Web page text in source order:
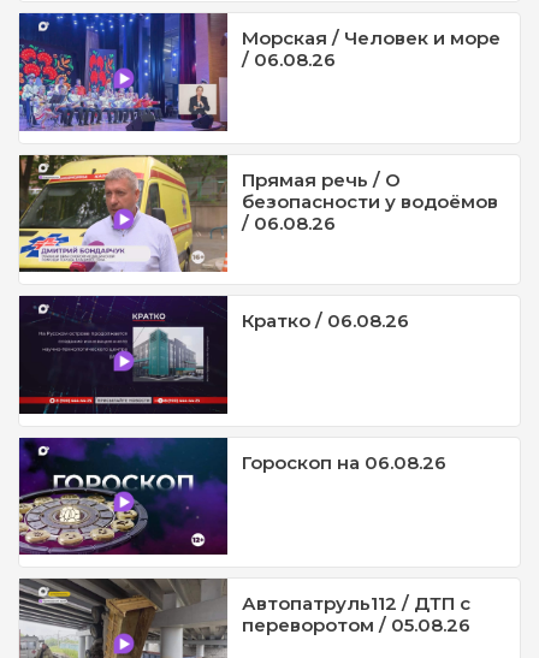
Морская / Человек и море
/ 06.08.26
Прямая речь / О
безопасности у водоёмов
/ 06.08.26
Кратко / 06.08.26
Гороскоп на 06.08.26
Автопатруль112 / ДТП с
переворотом / 05.08.26